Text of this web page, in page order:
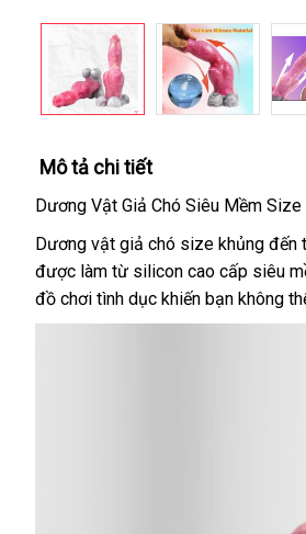
Mô tả chi tiết
Dương Vật Giả Chó Siêu Mềm
Dương vật giả chó size khủng đến
được làm từ silicon cao cấp siêu
đồ chơi tình dục khiến bạn không